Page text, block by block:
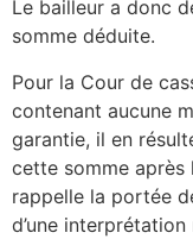
Le bailleur a donc
somme déduite.
Pour la Cour de
contenant aucune
garantie, il en
cette somme après
rappelle la portée
d’une